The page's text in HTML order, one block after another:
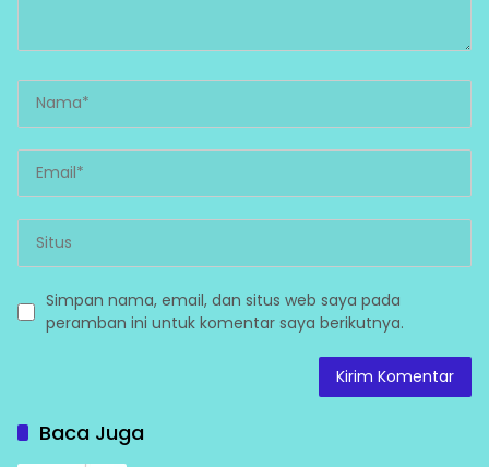
Simpan nama, email, dan situs web saya pada
peramban ini untuk komentar saya berikutnya.
Baca Juga